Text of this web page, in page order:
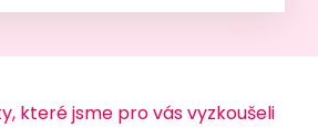
které jsme pro vás vyzkoušeli